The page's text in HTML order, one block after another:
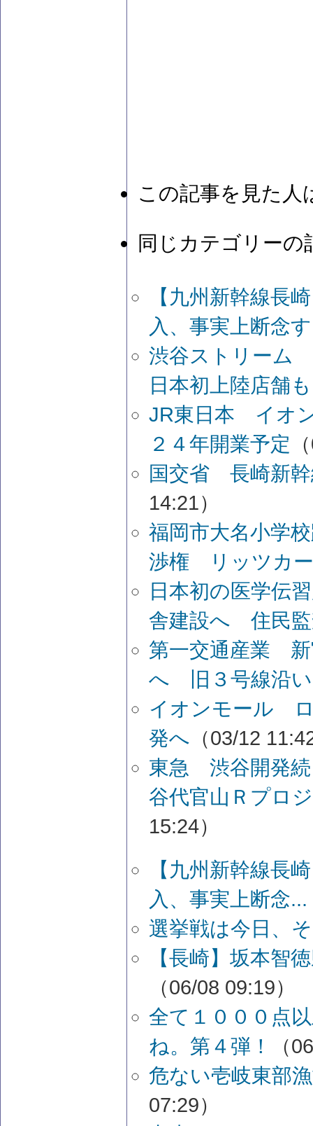
この記事を見た人
同じカテゴリーの
【九州新幹線長
入、事実上断念
渋谷ストリー
日本初上陸店舗も
JR東日本 イオ
２４年開業予定
国交省 長崎新
14:21）
福岡市大名小学
渉権 リッツカ
日本初の医学伝
舎建設へ 住民監
第一交通産業 新
へ 旧３号線沿
イオンモール ロ
発へ （03/12
東急 渋谷開発
谷代官山Ｒプロ
15:24）
【九州新幹線長
入、事実上断念...
選挙戦は今日、
【長崎】坂本智
（06/08 09:19）
全て１０００点
ね。第４弾！
（
危ない壱岐東部
07:29）